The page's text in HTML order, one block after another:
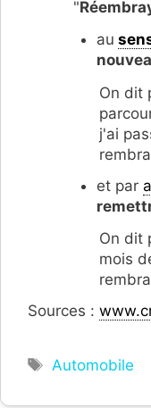
"
au
On dit
j'ai
et par
On dit
mois
Sources :
Étiquettes
Automobile